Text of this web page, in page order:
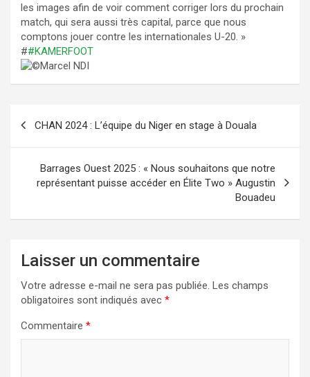
les images afin de voir comment corriger lors du prochain
match, qui sera aussi très capital, parce que nous
comptons jouer contre les internationales U-20. »
##KAMERFOOT
Marcel NDI
CHAN 2024 : L’équipe du Niger en stage à Douala
Barrages Ouest 2025 : « Nous souhaitons que notre
représentant puisse accéder en Élite Two » Augustin
Bouadeu
Laisser un commentaire
Votre adresse e-mail ne sera pas publiée. Les champs
obligatoires sont indiqués avec *
Commentaire *